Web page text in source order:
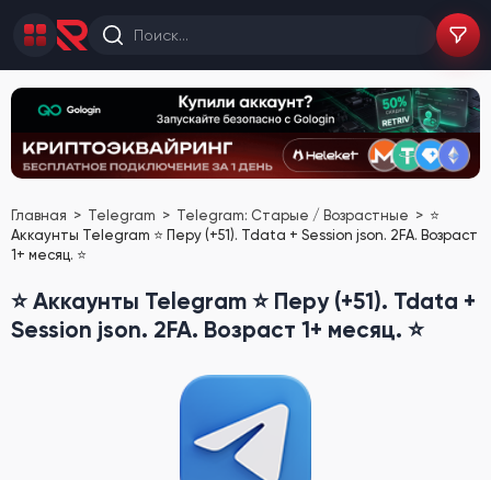
Главная Telegram Telegram: Старые / Возрастные
⭐
Аккаунты Telegram ⭐ Перу (+51). Tdata + Session json. 2FA. Возраст
1+ месяц. ⭐
⭐ Аккаунты Telegram ⭐ Перу (+51). Tdata +
Session json. 2FA. Возраст 1+ месяц. ⭐